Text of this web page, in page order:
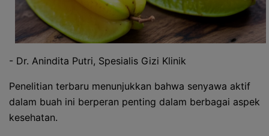
- Dr. Anindita Putri, Spesialis Gizi Klinik
Penelitian terbaru menunjukkan bahwa senyawa aktif
dalam buah ini berperan penting dalam berbagai aspek
kesehatan.